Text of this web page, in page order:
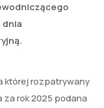
dnia
której rozpatrywany
za rok 2025 podana